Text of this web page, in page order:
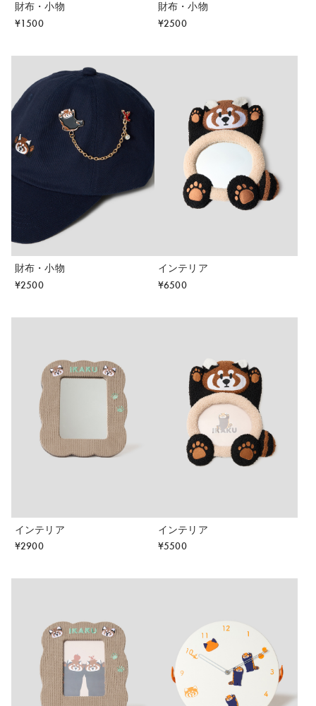
財布・小物
¥1500
財布・小物
¥2500
財布・小物
¥2500
インテリア
¥6500
インテリア
¥2900
インテリア
¥5500